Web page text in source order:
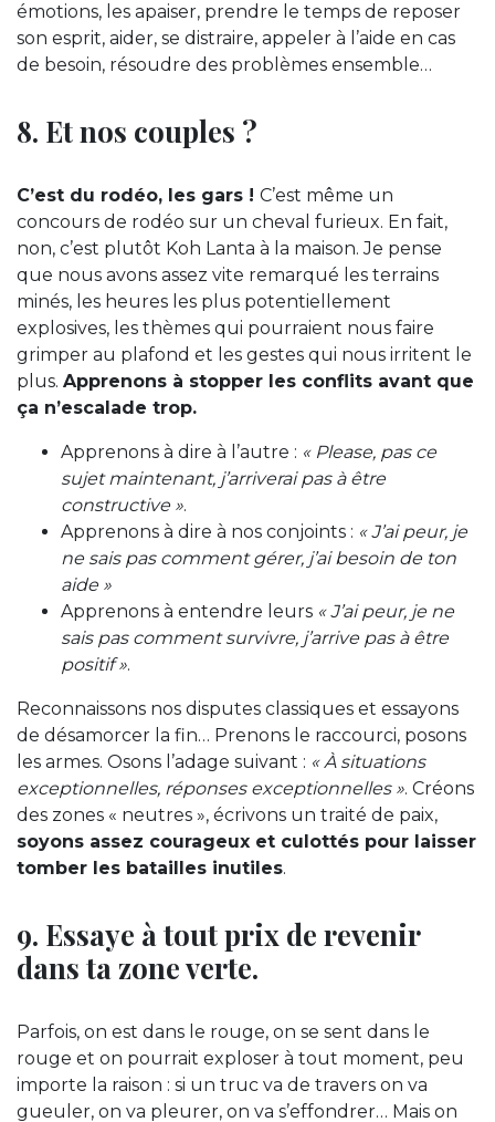
émotions, les apaiser, prendre le temps de reposer
son esprit, aider, se distraire, appeler à l’aide en cas
de besoin, résoudre des problèmes ensemble…
8. Et nos couples ?
C’est du rodéo, les gars ! C’est même un
concours de rodéo sur un cheval furieux. En fait,
non, c’est plutôt Koh Lanta à la maison. Je pense
que nous avons assez vite remarqué les terrains
minés, les heures les plus potentiellement
explosives, les thèmes qui pourraient nous faire
grimper au plafond et les gestes qui nous irritent le
plus. Apprenons à stopper les conflits avant que
ça n’escalade trop.
Apprenons à dire à l’autre : « Please, pas ce
sujet maintenant, j’arriverai pas à être
constructive ».
Apprenons à dire à nos conjoints : « J’ai peur, je
ne sais pas comment gérer, j’ai besoin de ton
aide »
Apprenons à entendre leurs « J’ai peur, je ne
sais pas comment survivre, j’arrive pas à être
positif ».
Reconnaissons nos disputes classiques et essayons
de désamorcer la fin… Prenons le raccourci, posons
les armes. Osons l’adage suivant : « À situations
exceptionnelles, réponses exceptionnelles ». Créons
des zones « neutres », écrivons un traité de paix,
soyons assez courageux et culottés pour laisser
tomber les batailles inutiles.
9. Essaye à tout prix de revenir
dans ta zone verte.
Parfois, on est dans le rouge, on se sent dans le
rouge et on pourrait exploser à tout moment, peu
importe la raison : si un truc va de travers on va
gueuler, on va pleurer, on va s’effondrer… Mais on